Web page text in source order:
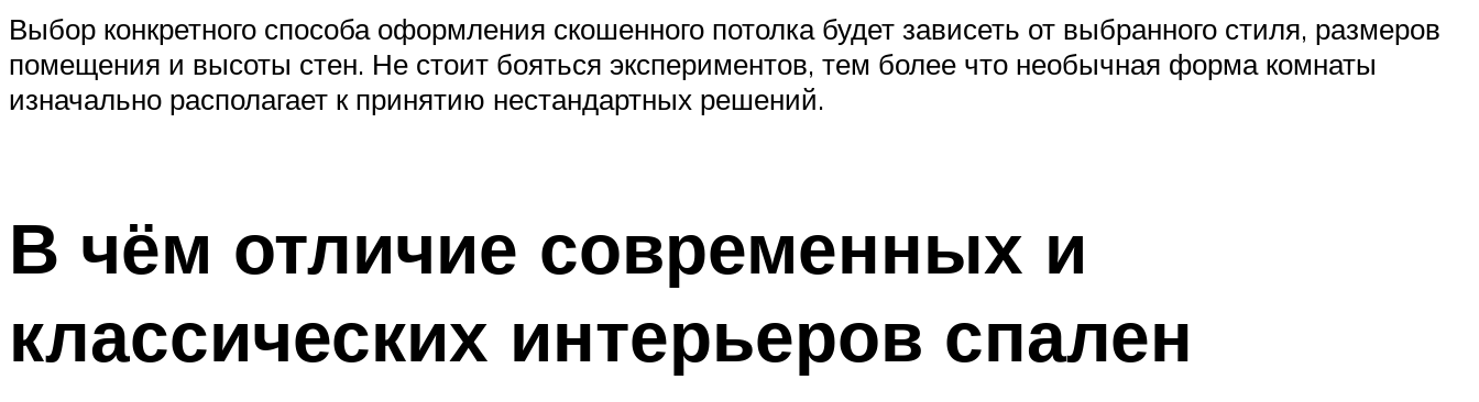
Выбор конкретного способа оформления скошенного потолка будет зависеть от выбранного стиля, размеров
помещения и высоты стен. Не стоит бояться экспериментов, тем более что необычная форма комнаты
изначально располагает к принятию нестандартных решений.
В чём отличие современных и
классических интерьеров спален